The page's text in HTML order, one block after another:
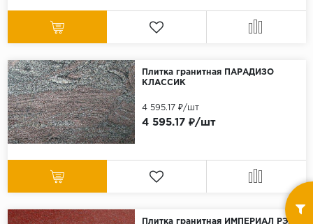
Плитка гранитная ПАРАДИЗО
КЛАССИК
4 595.17 ₽/шт
4 595.17 ₽/шт
Плитка гранитная ИМПЕРИАЛ РЭД